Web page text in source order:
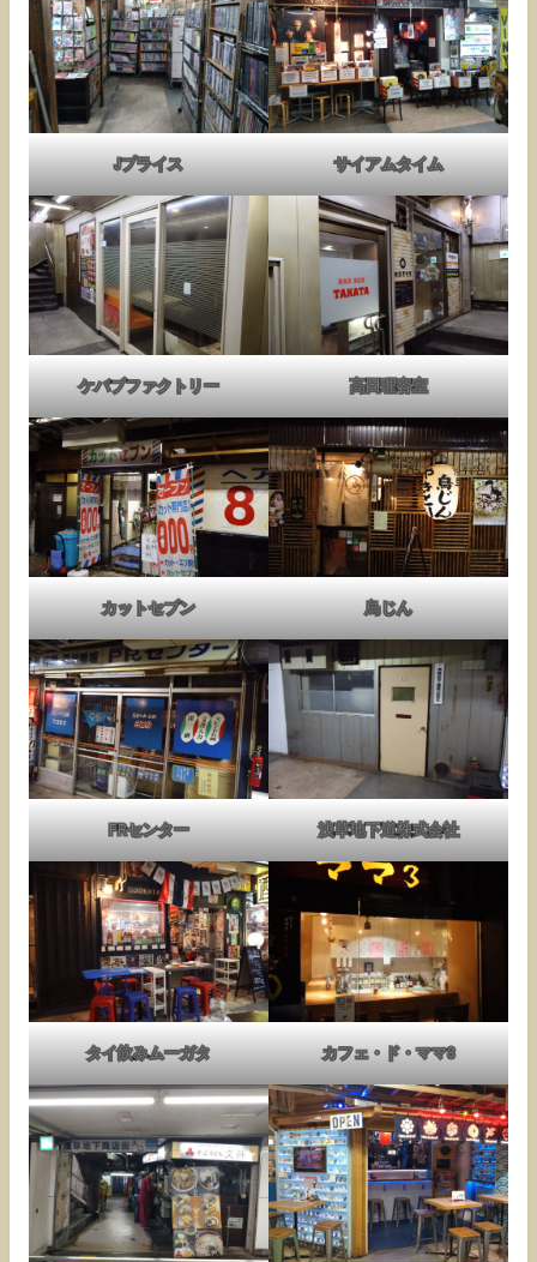
Jプライス サイアムタイム
ケバブファクトリー 高田理容室
カットセブン 鳥じん
PRセンター 浅草地下道株式会社
タイ飲みムーガタ カフェ・ド・ママ3